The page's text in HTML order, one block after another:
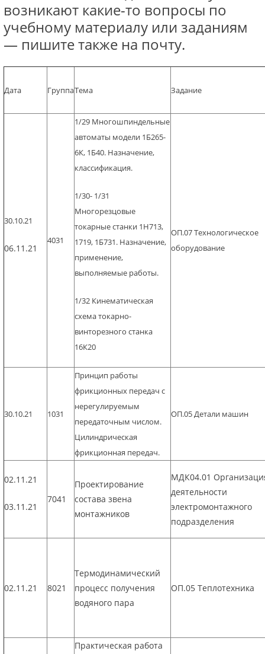
возникают какие-то вопросы по
учебному материалу или заданиям
— пишите также на почту.
Дата ГруппаТема Задание
30.10.21
06.11.21
4031
1/29 Многошпиндельные
автоматы модели 1Б265-
6К, 1Б40. Назначение,
классификация.
1/30- 1/31
Многорезцовые
токарные станки 1Н713,
1719, 1Б731. Назначение,
применение,
выполняемые работы.
1/32 Кинематическая
схема токарно-
винторезного станка
16К20
ОП.07 Технологическое
оборудование
30.10.21 1031
Принцип работы
фрикционных передач с
нерегулируемым
передаточным числом.
Цилиндрическая
фрикционная передач.
ОП.05 Детали машин
02.11.21
03.11.21
7041
Проектирование
состава звена
монтажников
МДК04.01
деятельности
электромонтажного
подразделения
02.11.21 8021
Термодинамический
процесс получения
водяного пара
ОП.05 Теплотехника
Практическая работа